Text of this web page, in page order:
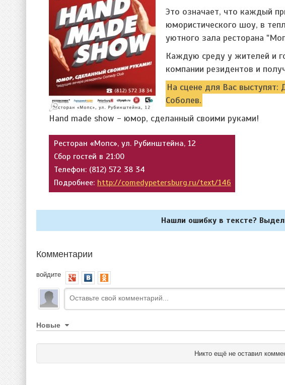
Это означает, что каждый
юмористического шоу, в
уютного зала ресторана
Каждую среду у жителей и
компании резидентов и
На сцене для Вас
Соболев.
Hand made show - юмор, сделанный своими руками!
Ресторан «Мопс», ул. Рубинштейна, 12
Сбор гостей в 21:00
Телефон: (812) 572 38 34
Подробнее: http://comedypetersburg.ru/text/146
Нашли ошибку в тексте?
Комментарии
войдите
Новые
Никто ещё не оставил